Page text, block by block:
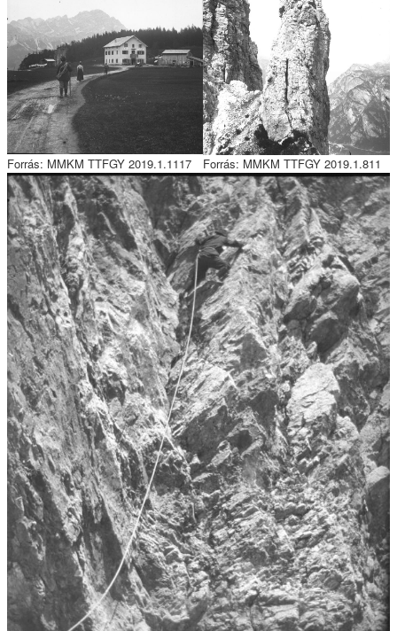
Forrás: MMKM TTFGY 2019.1.1117 Forrás: MMKM TTFGY 2019.1.811